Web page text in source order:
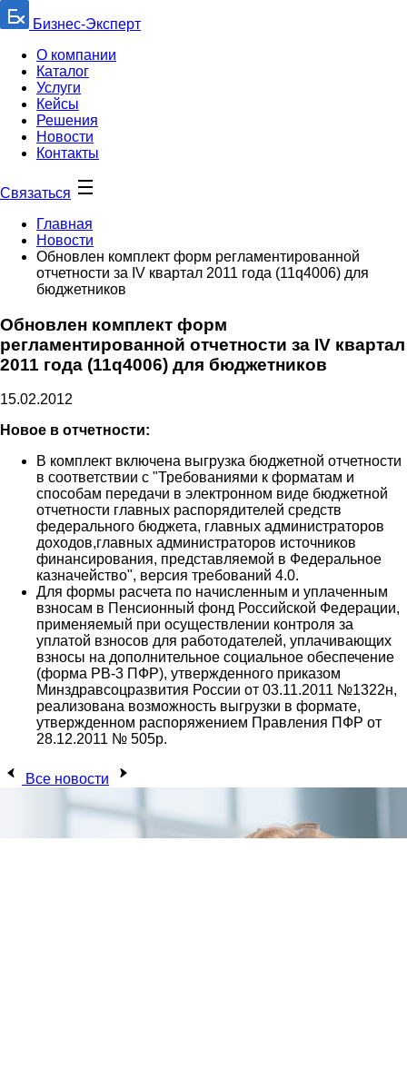
Бизнес-Эксперт
О компании
Каталог
Услуги
Кейсы
Решения
Новости
Контакты
Связаться
Главная
Новости
Обновлен комплект форм регламентированной
отчетности за IV квартал 2011 года (11q4006) для
бюджетников
Обновлен комплект форм
регламентированной отчетности за IV квартал
2011 года (11q4006) для бюджетников
15.02.2012
Новое в отчетности:
В комплект включена выгрузка бюджетной отчетности
в соответствии с "Требованиями к форматам и
способам передачи в электронном виде бюджетной
отчетности главных распорядителей средств
федерального бюджета, главных администраторов
доходов,главных администраторов источников
финансирования, представляемой в Федеральное
казначейство", версия требований 4.0.
Для формы расчета по начисленным и уплаченным
взносам в Пенсионный фонд Российской Федерации,
применяемый при осуществлении контроля за
уплатой взносов для работодателей, уплачивающих
взносы на дополнительное социальное обеспечение
(форма РВ-3 ПФР), утвержденного приказом
Минздравсоцразвития России от 03.11.2011 №1322н,
реализована возможность выгрузки в формате,
утвержденном распоряжением Правления ПФР от
28.12.2011 № 505р.
Все новости